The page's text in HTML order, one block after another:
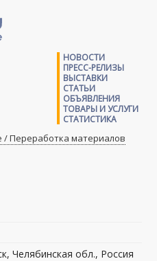
НОВОСТИ
ПРЕСС-РЕЛИЗЫ
ВЫСТАВКИ
СТАТЬИ
ОБЪЯВЛЕНИЯ
ТОВАРЫ И УСЛУГИ
СТАТИСТИКА
Переработка материалов
Челябинская обл., Россия